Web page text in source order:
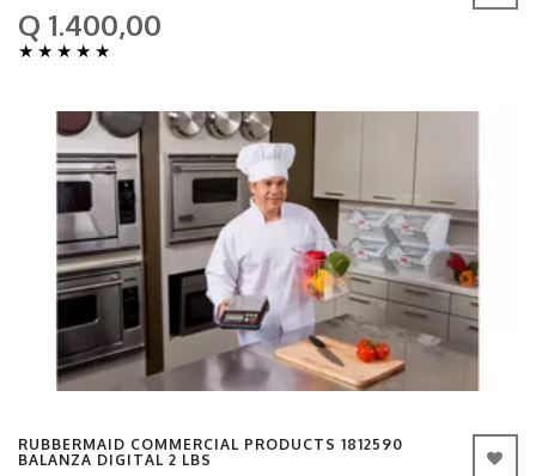
Q 1.400,00
★ ★ ★ ★ ★
RUBBERMAID COMMERCIAL PRODUCTS 1812590
BALANZA DIGITAL 2 LBS